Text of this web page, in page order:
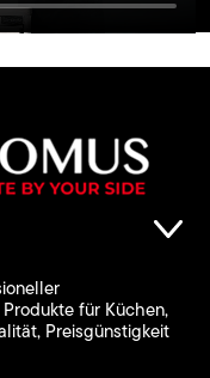
für Küchen,
Preisgünstigkeit